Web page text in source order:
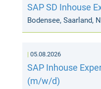
SAP SD Inhouse
Bodensee, Saarland,
05.08.2026
SAP Inhouse
(m/w/d)